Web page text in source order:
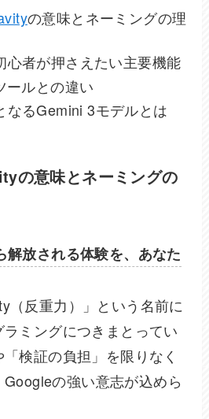
の意味とネーミングの理
心者が押さえたい主要機能
ールとの違い
なるGemini 3モデルとは
の意味とネーミングの
解放される体験を、あなた
（反重力）」という名前に
ミングにつきまとってい
検証の負担」を限りなく
の強い意志が込めら